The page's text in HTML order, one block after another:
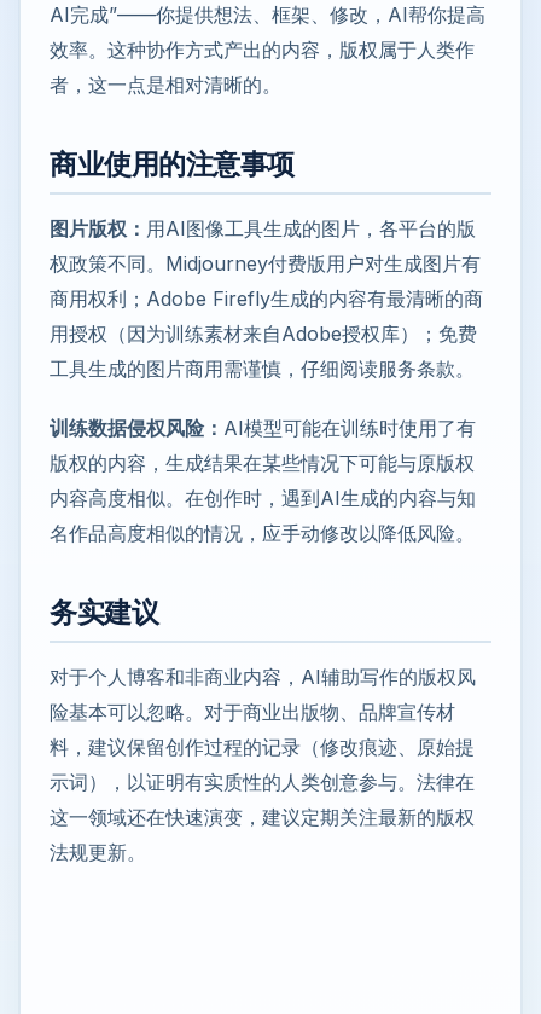
AI完成”——你提供想法、框架、修改，AI帮你提高
效率。这种协作方式产出的内容，版权属于人类作
者，这一点是相对清晰的。
商业使用的注意事项
图片版权： 用AI图像工具生成的图片，各平台的版
权政策不同。Midjourney付费版用户对生成图片有
商用权利；Adobe Firefly生成的内容有最清晰的商
用授权（因为训练素材来自Adobe授权库）；免费
工具生成的图片商用需谨慎，仔细阅读服务条款。
训练数据侵权风险： AI模型可能在训练时使用了有
版权的内容，生成结果在某些情况下可能与原版权
内容高度相似。在创作时，遇到AI生成的内容与知
名作品高度相似的情况，应手动修改以降低风险。
务实建议
对于个人博客和非商业内容，AI辅助写作的版权风
险基本可以忽略。对于商业出版物、品牌宣传材
料，建议保留创作过程的记录（修改痕迹、原始提
示词），以证明有实质性的人类创意参与。法律在
这一领域还在快速演变，建议定期关注最新的版权
法规更新。